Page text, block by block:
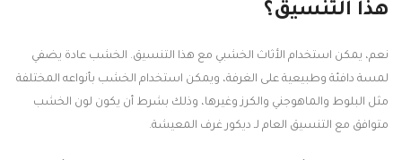
هذا التنسيق؟
نعم، يمكن استخدام الأثاث الخشبي مع هذا التنسيق. الخشب عادة يضفي
لمسة دافئة وطبيعية على الغرفة، ويمكن استخدام الخشب بأنواعه المختلفة
مثل البلوط والماهوجني والكرز وغيرها، وذلك بشرط أن يكون لون الخشب
متوافق مع التنسيق العام لـ ديكور غرف المعيشة.